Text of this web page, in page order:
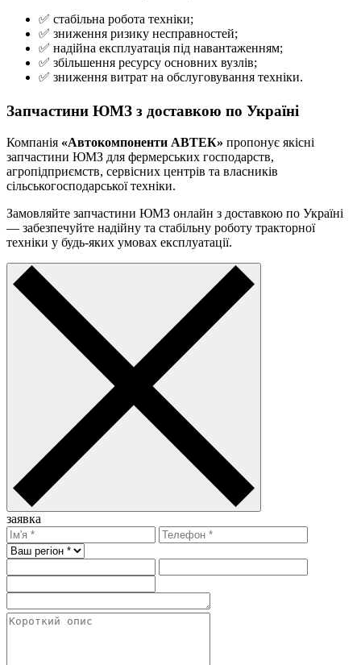
✅ стабільна робота техніки;
✅ зниження ризику несправностей;
✅ надійна експлуатація під навантаженням;
✅ збільшення ресурсу основних вузлів;
✅ зниження витрат на обслуговування техніки.
Запчастини ЮМЗ з доставкою по Україні
Компанія «Автокомпоненти АВТЕК» пропонує якісні
запчастини ЮМЗ для фермерських господарств,
агропідприємств, сервісних центрів та власників
сільськогосподарської техніки.
Замовляйте запчастини ЮМЗ онлайн з доставкою по Україні
— забезпечуйте надійну та стабільну роботу тракторної
техніки у будь-яких умовах експлуатації.
заявка